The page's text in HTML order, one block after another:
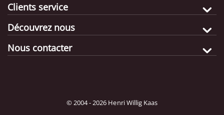
Clients service
Découvrez nous
Nous contacter
© 2004 - 2026 Henri Willig Kaas